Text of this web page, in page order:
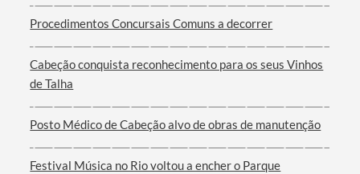
Filtros
Procedimentos Concursais Comuns a decorrer
Cabeção conquista reconhecimento para os seus Vinhos
de Talha
Posto Médico de Cabeção alvo de obras de manutenção
Festival Música no Rio voltou a encher o Parque